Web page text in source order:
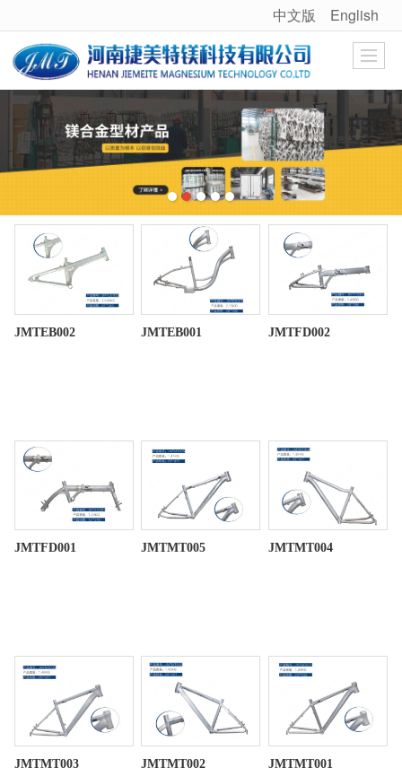
很遗憾，因您的浏览器版本过低导致无法获得最佳浏览体验，推荐下载安装谷歌浏览器！
中文版 English
JMTEB002 JMTEB001 JMTFD002
JMTFD001 JMTMT005 JMTMT004
JMTMT003 JMTMT002 JMTMT001